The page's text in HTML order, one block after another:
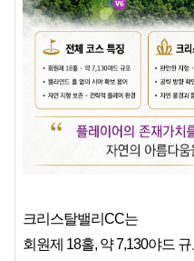
크리스탈밸리CC는
회원제 18홀, 약 7,130야드